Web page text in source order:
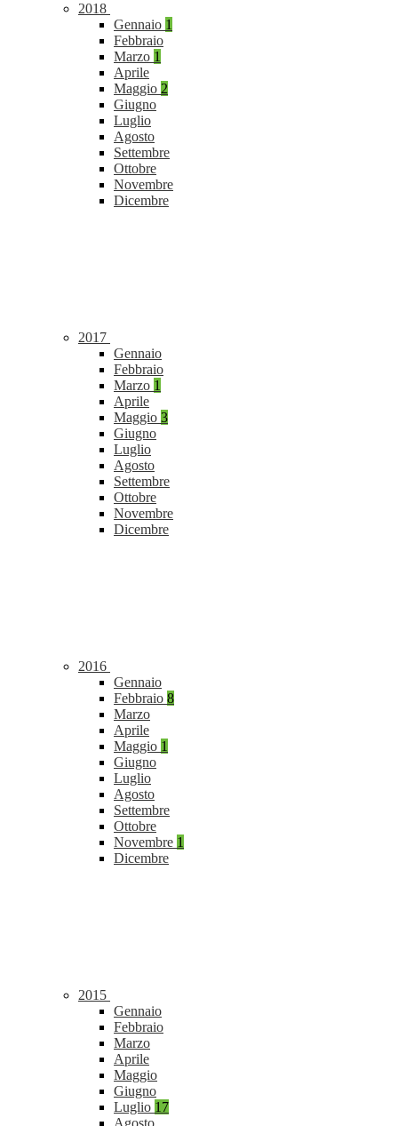
2018
Gennaio 1
Febbraio
Marzo 1
Aprile
Maggio 2
Giugno
Luglio
Agosto
Settembre
Ottobre
Novembre
Dicembre
2017
Gennaio
Febbraio
Marzo 1
Aprile
Maggio 3
Giugno
Luglio
Agosto
Settembre
Ottobre
Novembre
Dicembre
2016
Gennaio
Febbraio 8
Marzo
Aprile
Maggio 1
Giugno
Luglio
Agosto
Settembre
Ottobre
Novembre 1
Dicembre
2015
Gennaio
Febbraio
Marzo
Aprile
Maggio
Giugno
Luglio 17